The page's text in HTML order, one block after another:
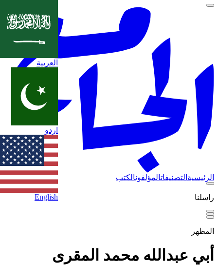
الرئيسية التصنيفاتالمؤلفونالكتب
راسلنا
العربية
اردو
English
المظهر
أبي عبدالله محمد المقرى